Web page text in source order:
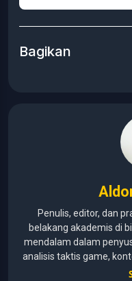
Bagikan
Penulis, editor, dan
belakang akademis di
mendalam dalam
analisis taktis game,
pencari (SEO) untuk